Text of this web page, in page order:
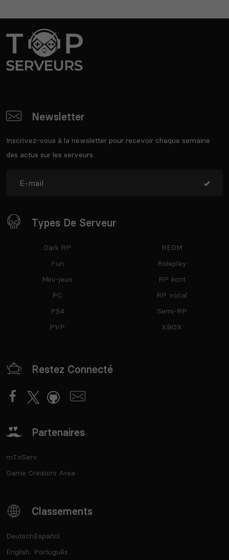
Newsletter
Inscrivez-vous à la newsletter pour recevoir chaque semaine
des actus sur les serveurs.
Types De Serveur
Dark RP
Fun
Mini-jeux
PC
PS4
PVP
REDM
Roleplay
RP écrit
RP vocal
Semi-RP
XBOX
Restez Connecté
Partenaires
mTxServ
Game Creators Area
Classements
Deutsch
English
Español
Português